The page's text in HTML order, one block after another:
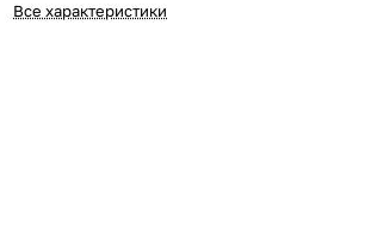
Все характеристики